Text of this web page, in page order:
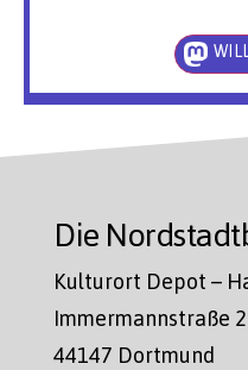
Die
Kulturort Depot –
Immermannstraße
44147 Dortmund